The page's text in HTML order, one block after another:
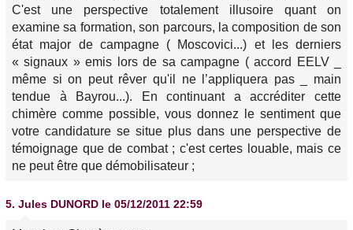
C'est une perspective totalement illusoire quant on
examine sa formation, son parcours, la composition de son
état major de campagne ( Moscovici...) et les derniers
« signaux » emis lors de sa campagne ( accord EELV _
même si on peut rêver qu'il ne l’appliquera pas _ main
tendue à Bayrou...). En continuant a accréditer cette
chimère comme possible, vous donnez le sentiment que
votre candidature se situe plus dans une perspective de
témoignage que de combat ; c'est certes louable, mais ce
ne peut être que démobilisateur ;
5. Jules DUNORD le 05/12/2011 22:59